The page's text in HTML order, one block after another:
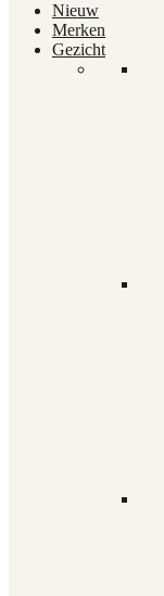
Nieuw
Merken
Gezicht